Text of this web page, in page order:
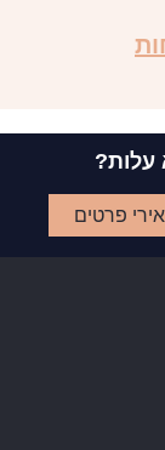
עלות?
פרטים